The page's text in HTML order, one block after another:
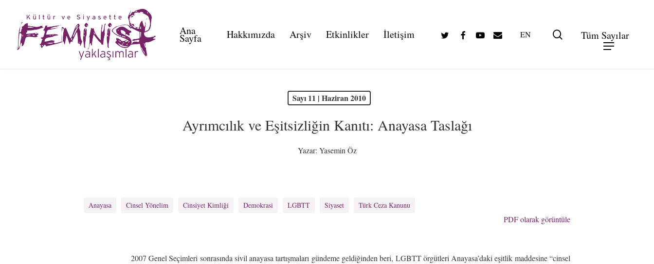
content
Ana
Sayfa Hakkımızda Arşiv Etkinlikler İletişim TwitterFacebookYoutube
Email EN searchTüm Sayılar
Sayı 11 | Haziran 2010
Ayrımcılık ve Eşitsizliğin Kanıtı: Anayasa Taslağı
Yazar: Yasemin Öz
Anayasa Cinsel Yönelim Cinsiyet Kimliği Demokrasi LGBTT Siyaset Türk Ceza Kanunu
PDF olarak görüntüle
2007 Genel Seçimleri sonrasında sivil anayasa tartışmaları gündeme geldiğinden beri, LGBTT örgütleri Anayasa’daki eşitlik maddesine “cinsel